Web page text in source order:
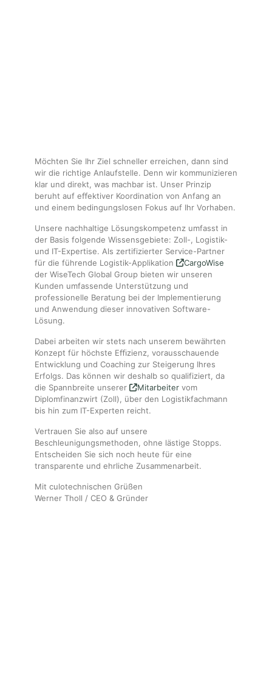
Möchten Sie Ihr Ziel schneller erreichen, dann sind
wir die richtige Anlaufstelle. Denn wir kommunizieren
klar und direkt, was machbar ist. Unser Prinzip
beruht auf eﬀektiver Koordination von Anfang an
und einem bedingungslosen Fokus auf Ihr Vorhaben.
Unsere nachhaltige Lösungskompetenz umfasst in
der Basis folgende Wissensgebiete: Zoll-, Logistik-
und IT-Expertise. Als zertifizierter Service-Partner
für die führende Logistik-Applikation
CargoWise
der WiseTech Global Group bieten wir unseren
Kunden umfassende Unterstützung und
professionelle Beratung bei der Implementierung
und Anwendung dieser innovativen Software-
Lösung.
Dabei arbeiten wir stets nach unserem bewährten
Konzept für höchste Eﬃzienz, vorausschauende
Entwicklung und Coaching zur Steigerung Ihres
Erfolgs. Das können wir deshalb so qualifiziert, da
die Spannbreite unserer
Mitarbeiter vom
Diplomfinanzwirt (Zoll), über den Logistikfachmann
bis hin zum IT-Experten reicht.
Vertrauen Sie also auf unsere
Beschleunigungsmethoden, ohne lästige Stopps.
Entscheiden Sie sich noch heute für eine
transparente und ehrliche Zusammenarbeit.
Mit culotechnischen Grüßen
Werner Tholl / CEO & Gründer
der Website auf
Basis der
Nutzung
verbessern.
Nutzer-
Erfahrung
Damit unsere
Website
während
Ihres
Besuchs so
möglich
funktioniert.
Wenn Sie
ablehnen,
verschwinden
einige
Funktionen
von der
Website.
Marketing
Indem Sie uns Ihre
Interessen und Ihr
Verhalten beim
Besuch unserer
erhöhen Sie die
Wahrscheinlichkeit,